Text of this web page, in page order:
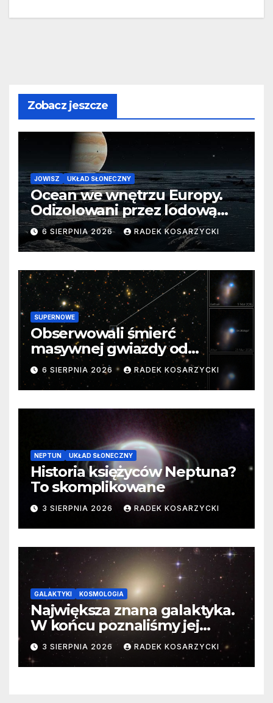
Zobacz jeszcze
JOWISZ UKŁAD SŁONECZNY
Ocean we wnętrzu Europy.
Odizolowani przez lodową
barierę
6 SIERPNIA 2026 RADEK KOSARZYCKI
SUPERNOWE
Obserwowali śmierć
masywnej gwiazdy od
samego początku. Niezwykle
cenne dane
6 SIERPNIA 2026 RADEK KOSARZYCKI
NEPTUN UKŁAD SŁONECZNY
Historia księżyców Neptuna?
To skomplikowane
3 SIERPNIA 2026 RADEK KOSARZYCKI
GALAKTYKI KOSMOLOGIA
Największa znana galaktyka.
W końcu poznaliśmy jej
faktyczne wymiary
3 SIERPNIA 2026 RADEK KOSARZYCKI